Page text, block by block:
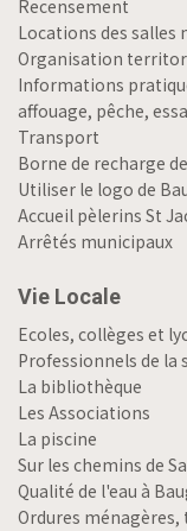
Recensement
Locations des salles
Organisation
Informations
affouage, pêche,
Transport
Borne de recharge
Utiliser le logo de
Accueil pèlerins St
Arrêtés municipaux
Vie Locale
Ecoles, collèges et
Professionnels de la
La bibliothèque
Les Associations
La piscine
Sur les chemins de
Qualité de l'eau à
Ordures